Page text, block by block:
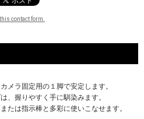
contact form.
メラ固定用の１脚で安定します。
、握りやすく手に馴染みます。
たは指示棒と多彩に使いこなせます。